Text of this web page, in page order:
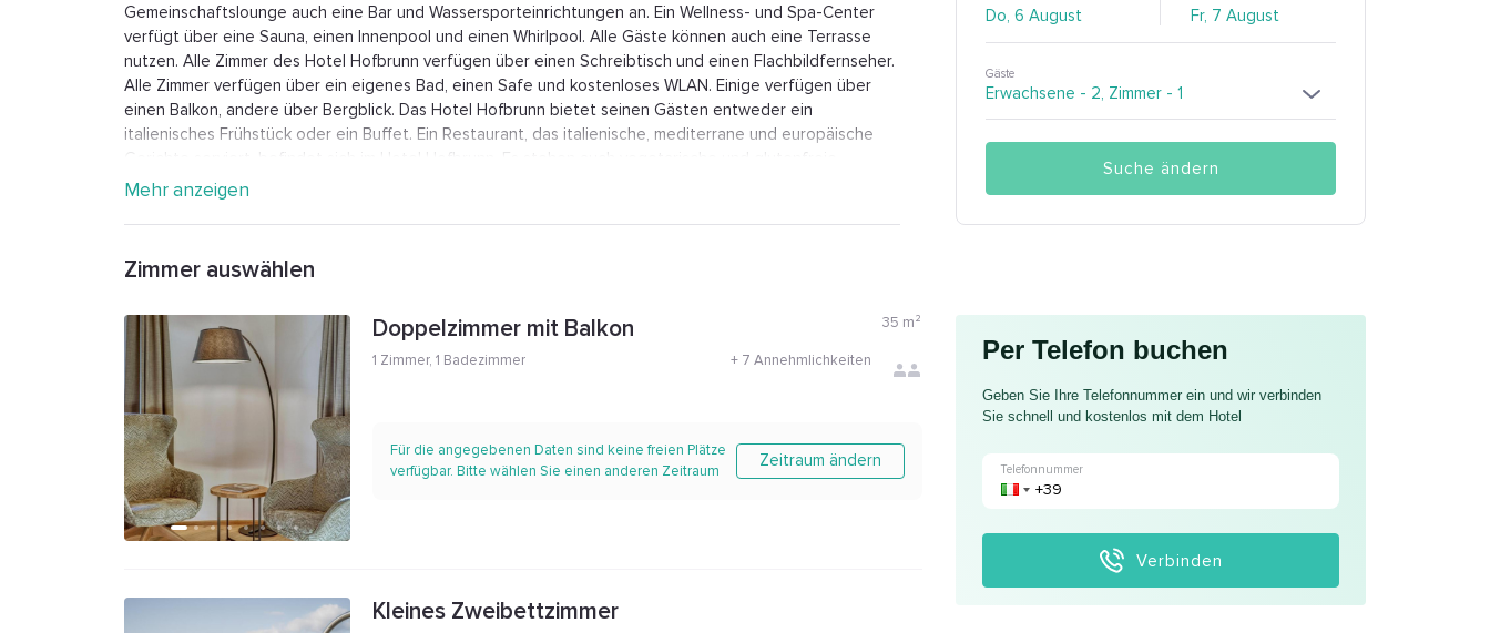
Gemeinschaftslounge auch eine Bar und Wassersporteinrichtungen an. Ein Wellness- und Spa-Center
verfügt über eine Sauna, einen Innenpool und einen Whirlpool. Alle Gäste können auch eine Terrasse
nutzen. Alle Zimmer des Hotel Hofbrunn verfügen über einen Schreibtisch und einen Flachbildfernseher.
Alle Zimmer verfügen über ein eigenes Bad, einen Safe und kostenloses WLAN. Einige verfügen über
einen Balkon, andere über Bergblick. Das Hotel Hofbrunn bietet seinen Gästen entweder ein
italienisches Frühstück oder ein Buffet. Ein Restaurant, das italienische, mediterrane und europäische
Gerichte serviert, befindet sich im Hotel Hofbrunn. Es stehen auch vegetarische und glutenfreie
Möglichkeiten zur Verfügung. Das Hotel Hofbrunn bietet seinen Gästen ein türkisches Dampfbad.
Wanderungen und Radfahren sehr beliebt. Der Kaiserin-Elisabeth-Park ist 4,9 km von der Unterkunft
Hofbrunn entfernt und der Maia Park 4,8 km. 35 km von der Hotel Hofbrunn entfernt liegt der Flughafen
Bolzano, der der nächste Flughafen ist.
Mehr anzeigen
Gäste
Suche ändern
Zimmer auswählen
Doppelzimmer mit Balkon 35 m²
1 Zimmer, 1 Badezimmer + 7 Annehmlichkeiten
Für die angegebenen Daten sind keine freien Plätze
verfügbar. Bitte wählen Sie einen anderen Zeitraum
Zeitraum ändern
Kleines Zweibettzimmer
Per Telefon buchen
Geben Sie Ihre Telefonnummer ein und wir verbinden
Sie schnell und kostenlos mit dem Hotel
Telefonnummer
Verbinden